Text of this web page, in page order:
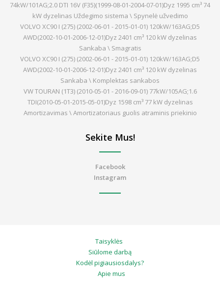
74kW/101AG;2.0 DTI 16V (F35)(1999-08-01-2004-07-01)Dyz 1995 cm³ 74
kW dyzelinas Uždegimo sistema \ Spynelė užvedimo
VOLVO XC90 I (275) (2002-06-01 - 2015-01-01) 120kW/163AG;D5
AWD(2002-10-01-2006-12-01)Dyz 2401 cm³ 120 kW dyzelinas
Sankaba \ Smagratis
VOLVO XC90 I (275) (2002-06-01 - 2015-01-01) 120kW/163AG;D5
AWD(2002-10-01-2006-12-01)Dyz 2401 cm³ 120 kW dyzelinas
Sankaba \ Komplektas sankabos
VW TOURAN (1T3) (2010-05-01 - 2016-09-01) 77kW/105AG;1.6
TDI(2010-05-01-2015-05-01)Dyz 1598 cm³ 77 kW dyzelinas
Amortizavimas \ Amortizatoriaus guolis atraminis priekinio
Sekite Mus!
Facebook
Instagram
Taisyklės
Siūlome darbą
Kodėl pigiausiosdalys?
Apie mus